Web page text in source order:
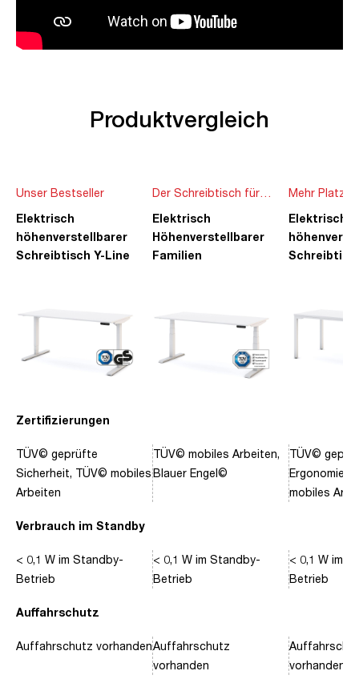
Produktvergleich
Zertifizierungen
Verbrauch im Standby
Auffahrschutz
Unser Bestseller
Elektrisch
höhenverstellbarer
Schreibtisch Y-Line
TÜV© geprüfte
Sicherheit, TÜV© mobiles
Arbeiten
< 0,1 W im Standby-
Betrieb
Auffahrschutz vorhanden
Der Schreibtisch für
die ganze Familie
Elektrisch
Höhenverstellbarer
Familien
TÜV© mobiles Arbeiten,
Blauer Engel©
< 0,1 W im Standby-
Betrieb
Auffahrschutz
vorhanden
Mehr Platz
Ideen
Elektrisch
TÜV©
Ergonomie,
mobiles
< 0,1 W im
Betrieb
vorhanden